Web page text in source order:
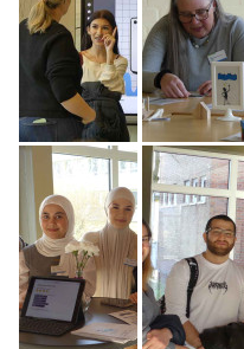
Der
Bereich
Wirtschaft
präsentierte
sich
und
es
Nachhilfe
auch
unter
Kollegen.